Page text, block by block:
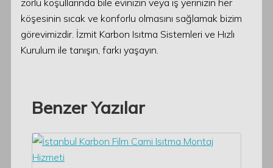
zorlu koşullarında bile evinizin veya iş yerinizin her
köşesinin sıcak ve konforlu olmasını sağlamak bizim
görevimizdir. İzmit Karbon Isıtma Sistemleri ve Hızlı
Kurulum ile tanışın, farkı yaşayın.
Benzer Yazılar